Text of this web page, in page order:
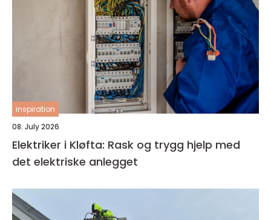
inspiration
08. July 2026
Elektriker i Kløfta: Rask og trygg hjelp med
det elektriske anlegget